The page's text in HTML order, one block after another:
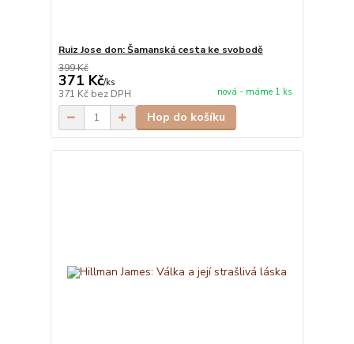
Ruiz Jose don: Šamanská cesta ke svobodě
399 Kč
371 Kč/ks
371 Kč bez DPH nová - máme 1 ks
Hop do košíku